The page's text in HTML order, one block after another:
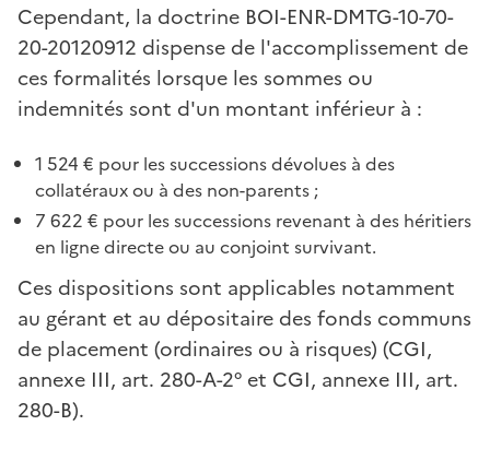
Cependant, la doctrine BOI-ENR-DMTG-10-70-
20-20120912 dispense de l'accomplissement de
ces formalités lorsque les sommes ou
indemnités sont d'un montant inférieur à :
1 524 € pour les successions dévolues à des
collatéraux ou à des non-parents ;
7 622 € pour les successions revenant à des héritiers
en ligne directe ou au conjoint survivant.
Ces dispositions sont applicables notamment
au gérant et au dépositaire des fonds communs
de placement (ordinaires ou à risques) (CGI,
annexe III, art. 280-A-2° et CGI, annexe III, art.
280-B).